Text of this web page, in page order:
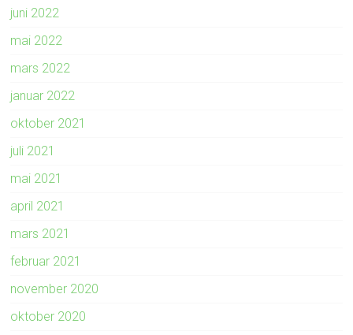
juni 2022
mai 2022
mars 2022
januar 2022
oktober 2021
juli 2021
mai 2021
april 2021
mars 2021
februar 2021
november 2020
oktober 2020